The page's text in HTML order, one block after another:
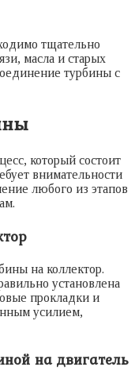
тщательно
масла и старых
турбины с
который состоит
внимательности
любого из этапов
на коллектор.
установлена
прокладки и
усилием,
на двигатель